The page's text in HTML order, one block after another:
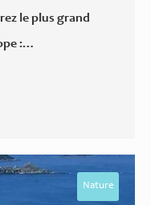
le plus grand
:…
Nature